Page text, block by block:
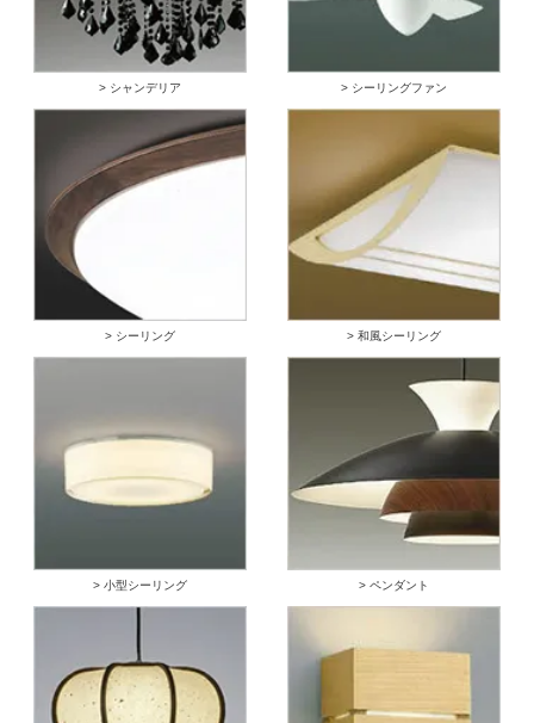
> シャンデリア > シーリングファン
> シーリング > 和風シーリング
> 小型シーリング > ペンダント